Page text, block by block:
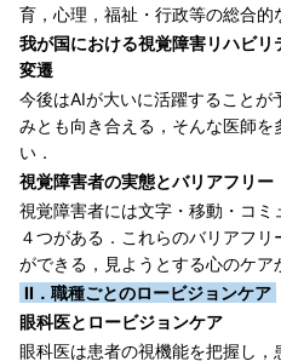
育，心理，福祉・行政等の総合的
我が国における視覚障害リハビリ
変遷
今後はAIが大いに活躍することが
みとも向き合える，そんな医師を
い．
視覚障害者の実態とバリアフリー
視覚障害者には文字・移動・コ
４つがある．これらのバリアフ
ができる，見ようとする心のケア
II．職種ごとのロービジョンケア
眼科医とロービジョンケア
眼科医は患者の視機能を把握し